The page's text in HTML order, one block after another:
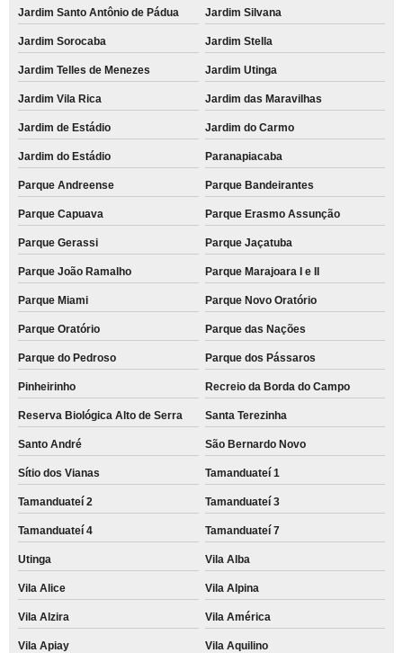
Jardim Santo Antônio de Pádua Jardim Silvana
Jardim Sorocaba Jardim Stella
Jardim Telles de Menezes Jardim Utinga
Jardim Vila Rica Jardim das Maravilhas
Jardim de Estádio Jardim do Carmo
Jardim do Estádio Paranapiacaba
Parque Andreense Parque Bandeirantes
Parque Capuava Parque Erasmo Assunção
Parque Gerassi Parque Jaçatuba
Parque João Ramalho Parque Marajoara I e II
Parque Miami Parque Novo Oratório
Parque Oratório Parque das Nações
Parque do Pedroso Parque dos Pássaros
Pinheirinho Recreio da Borda do Campo
Reserva Biológica Alto de Serra Santa Terezinha
Santo André São Bernardo Novo
Sítio dos Vianas Tamanduateí 1
Tamanduateí 2 Tamanduateí 3
Tamanduateí 4 Tamanduateí 7
Utinga Vila Alba
Vila Alice Vila Alpina
Vila Alzira Vila América
Vila Apiay Vila Aquilino